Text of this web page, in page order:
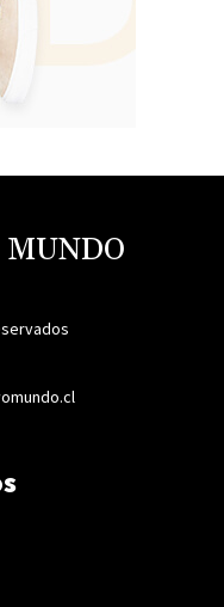
MUNDO